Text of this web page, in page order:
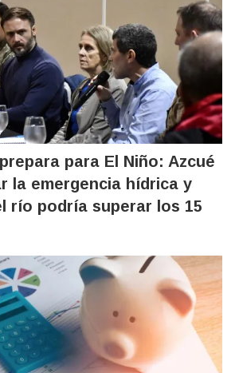
para El Niño: Azcué
la emergencia hídrica y
río podría superar los 15